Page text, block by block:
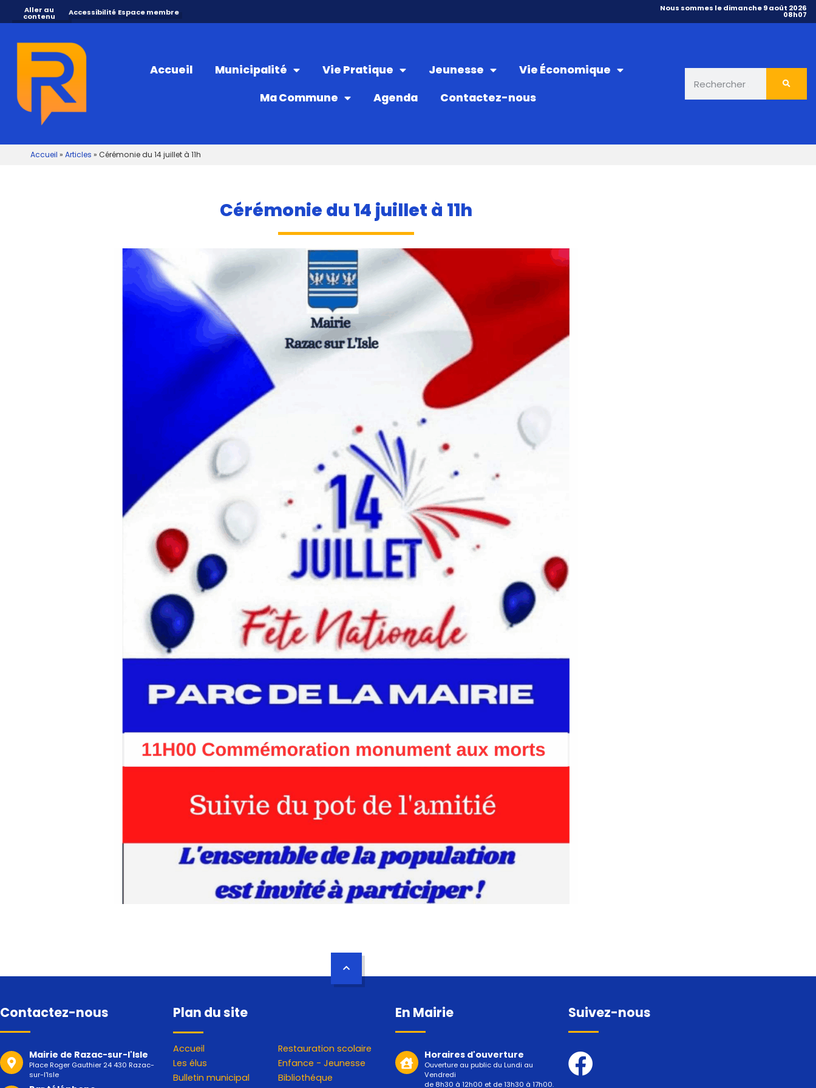
Aller au
contenu Accessibilité Espace membre Nous sommes le dimanche 9 août 2026
08h07
Accueil Municipalité Vie Pratique Jeunesse
Vie Économique
Ma Commune
Agenda Contactez-nous
Accueil » Articles » Cérémonie du 14 juillet à 11h
Cérémonie du 14 juillet à 11h
Contactez-nous
Mairie de Razac-sur-l'Isle
Place Roger Gauthier 24 430 Razac-
sur-l'Isle
Plan du site
Accueil
Les élus
Bulletin municipal
Restauration scolaire
Enfance - Jeunesse
Bibliothéque
En Mairie
Horaires d'ouverture
Ouverture au public du Lundi au
Vendredi
de 8h30 à 12h00 et de 13h30 à 17h00.
Suivez-nous